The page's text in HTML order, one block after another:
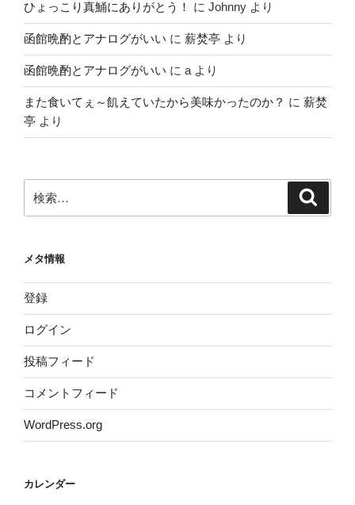
ひょっこり真鯒にありがとう！ に Johnny より
函館晩酌とアナログがいい に 薪焚亭 より
函館晩酌とアナログがいい に a より
また食いてぇ～飢えていたから美味かったのか？ に 薪焚
亭 より
索:
メタ情報
登録
ログイン
投稿フィード
コメントフィード
WordPress.org
カレンダー